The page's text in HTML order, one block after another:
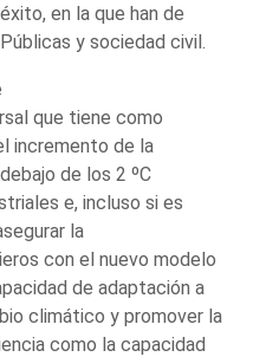
en la que han de
y sociedad civil.
que tiene como
incremento de la
de los 2 ºC
e, incluso si es
la
con el nuevo modelo
de adaptación a
climático y promover la
como la capacidad